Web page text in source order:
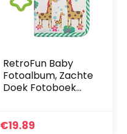
RetroFun Baby
Fotoalbum, Zachte
Doek Fotoboek
voor Baby’s 4 x 6
€19.89